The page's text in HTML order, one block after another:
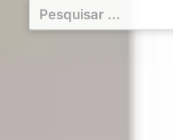
Pesquisar
por: